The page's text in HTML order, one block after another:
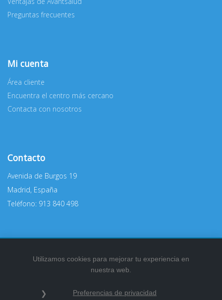
Preguntas frecuentes
Mi cuenta
Área cliente
Encuentra el centro más cercano
Contacta con nosotros
Contacto
Avenida de Burgos 19
Madrid, España
Teléfono: 913 840 498
Política de privacidad | Información legal
Utilizamos cookies para mejorar tu experiencia en
nuestra web.
Preferencias de privacidad